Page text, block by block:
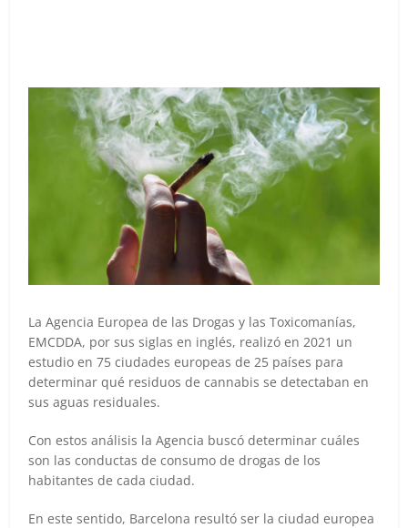
La Agencia Europea de las Drogas y las Toxicomanías,
EMCDDA, por sus siglas en inglés, realizó en 2021 un
estudio en 75 ciudades europeas de 25 países para
determinar qué residuos de cannabis se detectaban en
sus aguas residuales.
Con estos análisis la Agencia buscó determinar cuáles
son las conductas de consumo de drogas de los
habitantes de cada ciudad.
En este sentido, Barcelona resultó ser la ciudad europea